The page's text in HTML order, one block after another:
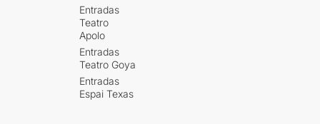
Entradas
Teatro
Apolo
Entradas
Teatro Goya
Entradas
Espai Texas